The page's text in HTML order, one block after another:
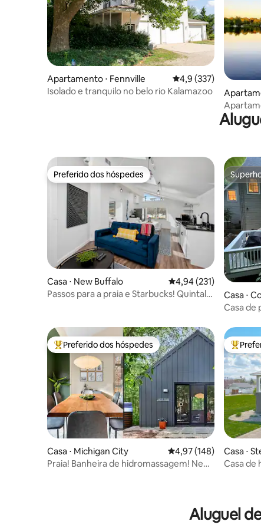
Apartamento ⋅ Fennville 4,9 de uma avaliação
4,9 (337)
Isolado e tranquilo no belo rio Kalamazoo
em
Preferido dos hóspedes
Preferido dos hóspedes
Casa ⋅ New Buffalo 4,94 de uma avaliação
4,94 (231)
Passos para a praia e Starbucks! Quintal
Casa ⋅
Casa de
Entre os melhores preferidos dos hóspedes
Preferido dos hóspedes
Casa ⋅ Michigan City 4,97 de uma avaliação
4,97 (148)
Praia! Banheira de hidromassagem! New
Entre
Casa ⋅
Casa de
Aluguel